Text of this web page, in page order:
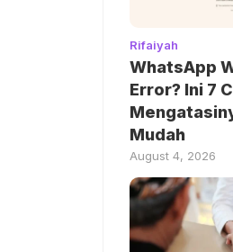
Rifaiyah
WhatsApp
Error? Ini 7
Mudah
August 4, 2026